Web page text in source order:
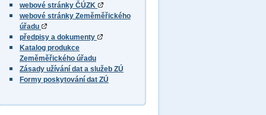
webové stránky ČÚZK
webové stránky Zeměměřického
úřadu
předpisy a dokumenty
Katalog produkce
Zeměměřického úřadu
Zásady užívání dat a služeb ZÚ
Formy poskytování dat ZÚ